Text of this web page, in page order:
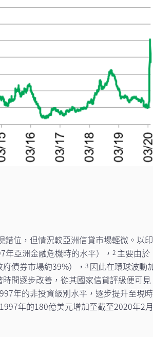
位，但情況較亞洲信貸市場輕微。以印
年亞洲金融危機時的水平），2 主要由於
債券市場約39%），3 因此在環球波動
間逐步改善，從其國家信貸評級便可見
年的非投資級別水平，逐步提升至現時
年的180億美元增加至截至2020年2